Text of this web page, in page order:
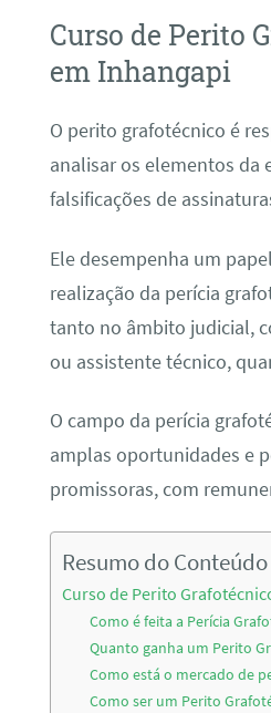
Curso de Perito
em Inhangapi
O perito grafotécnico é
analisar os elementos da
falsificações de
Ele desempenha um
realização da perícia
tanto no âmbito judicial,
ou assistente técnico,
O campo da perícia
amplas oportunidades e
promissoras, com
Resumo do Conteúdo
Curso de Perito
Como é feita a Perícia
Quanto ganha um Perito
Como está o mercado de
Como ser um Perito